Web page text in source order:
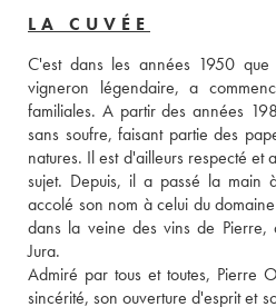
LA CUVÉE
C'est dans les années 1950 que
vigneron légendaire, a
familiales. A partir des années
sans soufre, faisant partie des
natures. Il est d'ailleurs respecté et
sujet. Depuis, il a passé la main
accolé son nom à celui du
dans la veine des vins de Pierre,
Jura.
Admiré par tous et toutes, Pierre
sincérité, son ouverture d'esprit et